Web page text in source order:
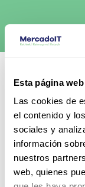
Esta página
Las cookies de
el contenido y
sociales y
información
nuestros
web, quienes
Todos los